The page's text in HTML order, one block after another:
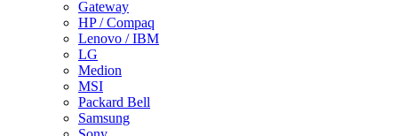
Gateway
HP / Compaq
Lenovo / IBM
LG
Medion
MSI
Packard Bell
Samsung